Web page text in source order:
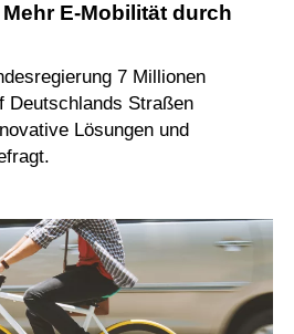
E-Mobilität durch
7 Millionen
Deutschlands Straßen
Lösungen und